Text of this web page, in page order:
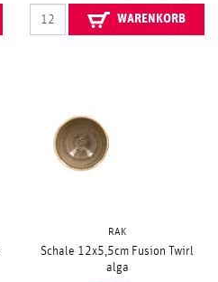
WARENKORB
RAK
Schale 12x5,5cm Fusion Twirl
alga